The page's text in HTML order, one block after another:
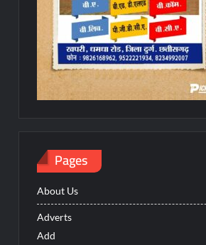
Pages
About Us
Adverts
Add